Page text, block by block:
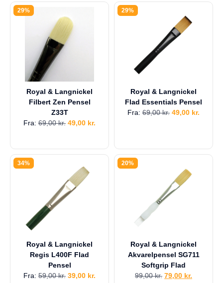
29%
Royal & Langnickel
Filbert Zen Pensel
Z33T
Fra: 69,00kr. 49,00 kr.
29%
Royal & Langnickel
Flad Essentials Pensel
Fra: 69,00kr. 49,00 kr.
34%
Royal & Langnickel
Regis L400F Flad
Pensel
Fra: 59,00kr. 39,00 kr.
20%
Royal & Langnickel
Akvarelpensel SG711
Softgrip Flad
99,00kr. 79,00 kr.